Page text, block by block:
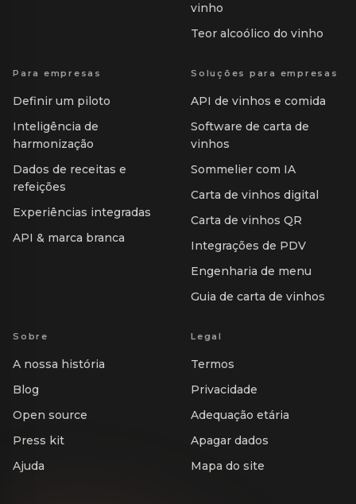
vinho
Teor alcoólico do vinho
Para empresas
Definir um piloto
Inteligência de
harmonização
Dados de receitas e
refeições
Experiências integradas
API & marca branca
Soluções para empresas
API de vinhos e comida
Software de carta de
vinhos
Sommelier com IA
Carta de vinhos digital
Carta de vinhos QR
Integrações de PDV
Engenharia de menu
Guia de carta de vinhos
Sobre
A nossa história
Blog
Open source
Press kit
Ajuda
Legal
Termos
Privacidade
Adequação etária
Apagar dados
Mapa do site